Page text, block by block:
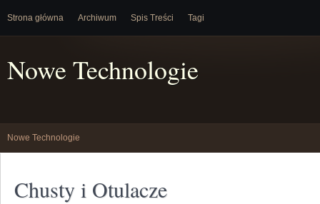
Strona główna Archiwum Spis Treści Tagi
Nowe Technologie
Nowe Technologie
Chusty i Otulacze